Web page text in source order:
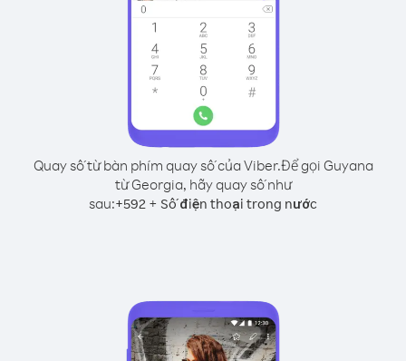
Quay số từ bàn phím quay số của Viber.Để gọi Guyana
từ Georgia, hãy quay số như
sau:+592 + Số điện thoại trong nước